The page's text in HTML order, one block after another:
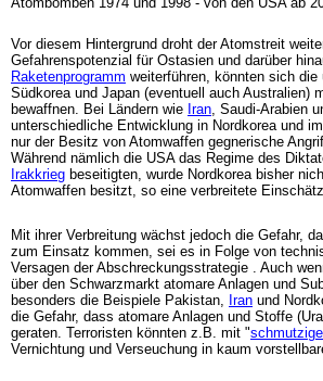
Vor diesem Hintergrund droht der Atomstreit
Gefahrenspotenzial für Ostasien und darüber
Raketenprogramm weiterführen, könnten sich
Südkorea und Japan (eventuell auch Australien)
bewaffnen. Bei Ländern wie Iran, Saudi-Arabien
unterschiedliche Entwicklung in Nordkorea und
nur der Besitz von Atomwaffen gegnerische
Während nämlich die USA das Regime des
Irakkrieg beseitigten, wurde Nordkorea bisher
Atomwaffen besitzt, so eine verbreitete
Mit ihrer Verbreitung wächst jedoch die Gefahr,
zum Einsatz kommen, sei es in Folge von
Versagen der Abschreckungsstrategie . Auch
über den Schwarzmarkt atomare Anlagen und
besonders die Beispiele Pakistan, Iran und
die Gefahr, dass atomare Anlagen und Stoffe
geraten. Terroristen könnten z.B. mit "
Vernichtung und Verseuchung in kaum